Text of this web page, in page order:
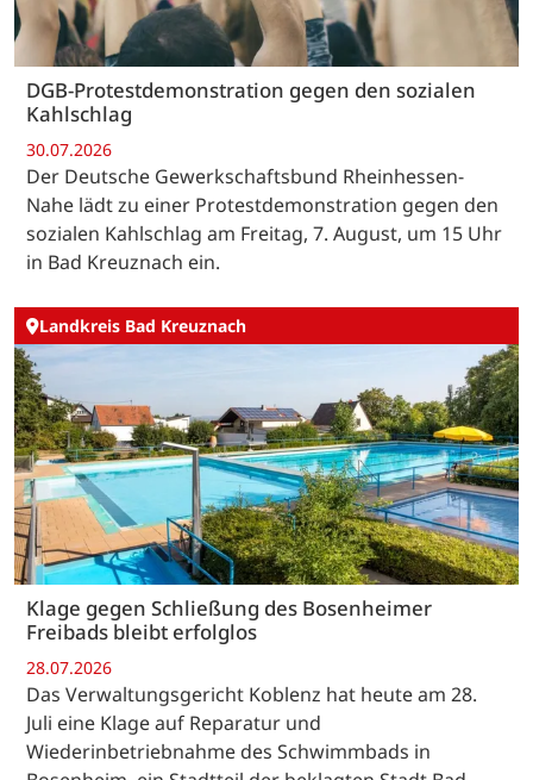
DGB-Protestdemonstration gegen den sozialen
Kahlschlag
30.07.2026
Der Deutsche Gewerkschaftsbund Rheinhessen-
Nahe lädt zu einer Protestdemonstration gegen den
sozialen Kahlschlag am Freitag, 7. August, um 15 Uhr
in Bad Kreuznach ein.
Landkreis Bad Kreuznach
Klage gegen Schließung des Bosenheimer
Freibads bleibt erfolglos
28.07.2026
Das Verwaltungsgericht Koblenz hat heute am 28.
Juli eine Klage auf Reparatur und
Wiederinbetriebnahme des Schwimmbads in